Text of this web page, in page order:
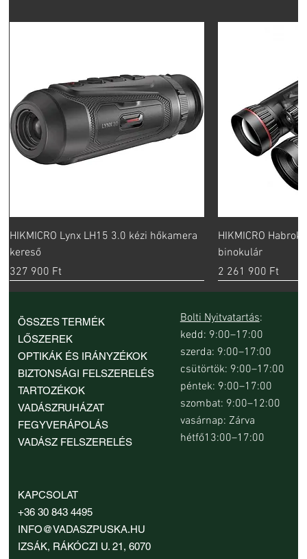
HIKMICRO Lynx LH15 3.0 kézi hőkamera
kereső
Ár
327 900 Ft
HIKMICRO
binokulár
Ár
2 261 900 Ft
Nocpix Nite D70R digitális éjjellátó
céltávcső
Ár374 900 Ft
Beretta Mobilchoke 1/2 M szűkítés 12-es
kaliberhez
Ár11 500 Ft
Beretta Optima-Choke HP Modified
szűkítés 12-es kaliberhez
Ár17 600 Ft
Beretta FULL Mobil Choke szűkítés 12-es
kaliberhez
Ár11 500 Ft
Beretta olajozott mikroszálas
fegyverápoló kendő
Ár4290 Ft
új
Beretta Neo Cheek Rest pofadék
Ár16 690 Ft
Browning Invector-DS Clay Burner 3/4
IM szűkítés / szűkítő 12-es kaliberhez
Ár28 990 Ft
ÖSSZES TERMÉK
LŐSZEREK
OPTIKÁK ÉS IRÁNYZÉKOK
BIZTONSÁGI FELSZERELÉS
TARTOZÉKOK
VADÁSZRUHÁZAT
FEGYVERÁPOLÁS
VADÁSZ FELSZERELÉS
KAPCSOLAT
+36 30 843 4495
INFO@VADASZPUSKA.HU
IZSÁK, RÁKÓCZI U. 21, 6070
Bolti Nyitvatartás:
kedd: 9:00–17:00
szerda: 9:00–17:00
csütörtök: 9:00–17:00
péntek: 9:00–17:00
szombat: 9:00–12:00
vasárnap: Zárva
hétfő13:00–17:00